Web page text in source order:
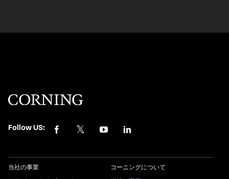
Follow US:
当社の事業
コーニングについて